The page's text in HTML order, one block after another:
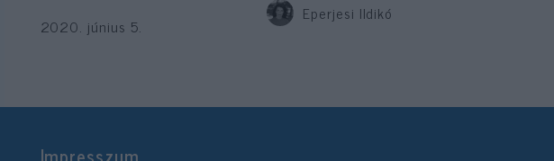
Eperjesi Ildikó
2020. június 5.